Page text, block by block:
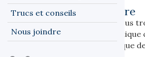
Trucs et conseils
Nous joindre
Centre dentaire m Sourire
Au Centre Dentaire m Sourire vous
besoins. D’un point de vue
votre sourire à la meilleure clinique